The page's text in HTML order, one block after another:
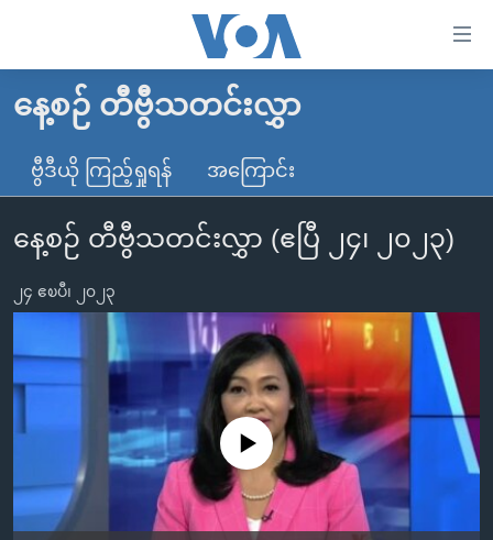
လွယ်ကူ
သည့်
များ
ပင်မ
အကြောင်းအရာ
သို့
ကျော်
ရန်
အ
ညွန်း
မူလစာမျက်နှာ
မြန်မာ
ကမ္ဘာ့သတင်းများ
နိုင်ငံတကာ
တရုတ်
အစ္စရေး-ပါလက်စတိုင်း
ဗွီဒီယို
ရပ်ဝန်းတခု လမ်းတခု အလွန်
အင်္ဂလိပ်စာလေ့လာမယ်
မကြေးမုံရဲ့ အင်္ဂလိပ်စာ
ရုပ်ရှင်ထဲက အင်္ဂလိပ်စာ
သုတပဒေသာ အင်္ဂလိပ်စာ
အပတ်စဉ်ကဏ္ဍများ
ရေဒီယိုနှင့်ရုပ်သံ အချက်အလက်များ
ရေဒီယို/တီဗွီအစီအစဉ်
Learning English
နေ့စဉ် တီဗွီသတင်းလွှာ
ဗွီဒီယို ကြည့်ရှုရန် အကြောင်း
နေ့စဉ် တီဗွီသတင်းလွှာ (ဧပြီ ၂၄၊ ၂၀၂၃)
၂၄ ဧၿပီ၊ ၂၀၂၃
No media source currently available